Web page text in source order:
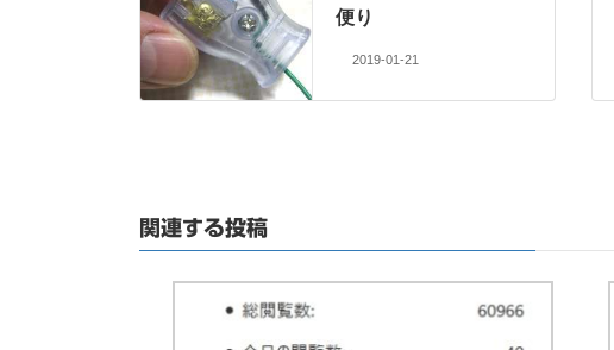
便り
2019-01-21
関連する投稿